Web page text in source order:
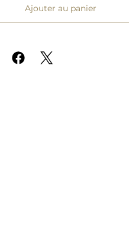
Ajouter au panier